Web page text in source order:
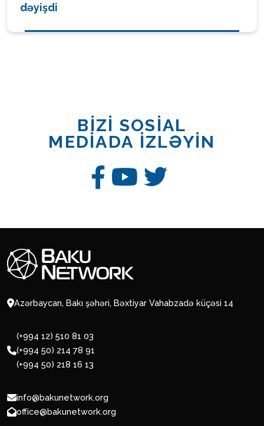
dəyişdi
BİZİ SOSİAL
MEDİADA İZLƏYİN
Azərbaycan, Bakı şəhəri, Bəxtiyar Vahabzadə küçəsi 14
(+994 12) 510 81 03
(+994 50) 214 78 91
(+994 50) 218 16 13
info@bakunetwork.org
office@bakunetwork.org